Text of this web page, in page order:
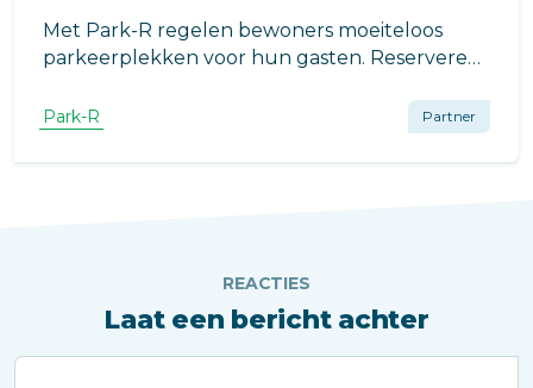
Met Park-R regelen bewoners moeiteloos
parkeerplekken voor hun gasten. Reserveren,
Minder werk voor beheerders, meer gemak en
Park-R Partner
REACTIES
Laat een bericht achter